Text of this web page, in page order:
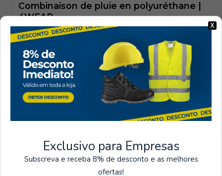
Combinaison de pluie en polyuréthane |
4WEAR
€27,40 HT
VOIR LES OPTIONS
Portwest
VOIR LES OPTIONS
X
Exclusivo para Empresas
Subscreva e receba 8% de desconto e as melhores
ofertas!